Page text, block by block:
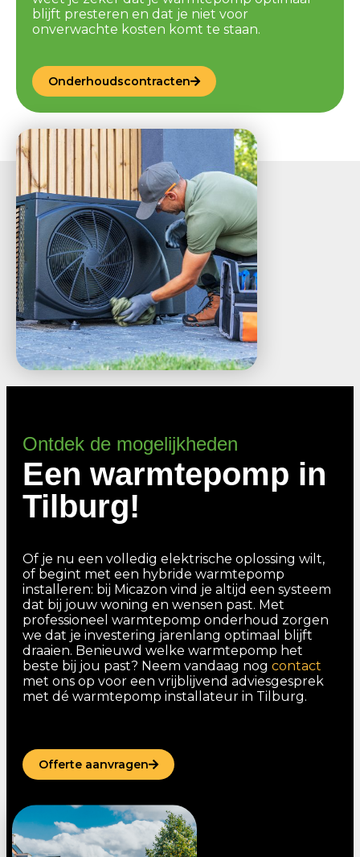
blijft presteren en dat je niet voor
onverwachte kosten komt te staan.
Onderhoudscontracten
Ontdek de mogelijkheden
Een warmtepomp in
Tilburg!
Of je nu een volledig elektrische oplossing wilt,
of begint met een hybride warmtepomp
installeren: bij Micazon vind je altijd een systeem
dat bij jouw woning en wensen past. Met
professioneel warmtepomp onderhoud zorgen
we dat je investering jarenlang optimaal blijft
draaien. Benieuwd welke warmtepomp het
beste bij jou past? Neem vandaag nog contact
met ons op voor een vrijblijvend adviesgesprek
met dé warmtepomp installateur in Tilburg.
Offerte aanvragen